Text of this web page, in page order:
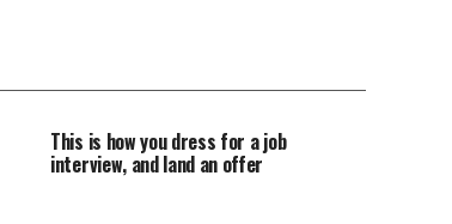
This is how you dress for a job
interview, and land an offer